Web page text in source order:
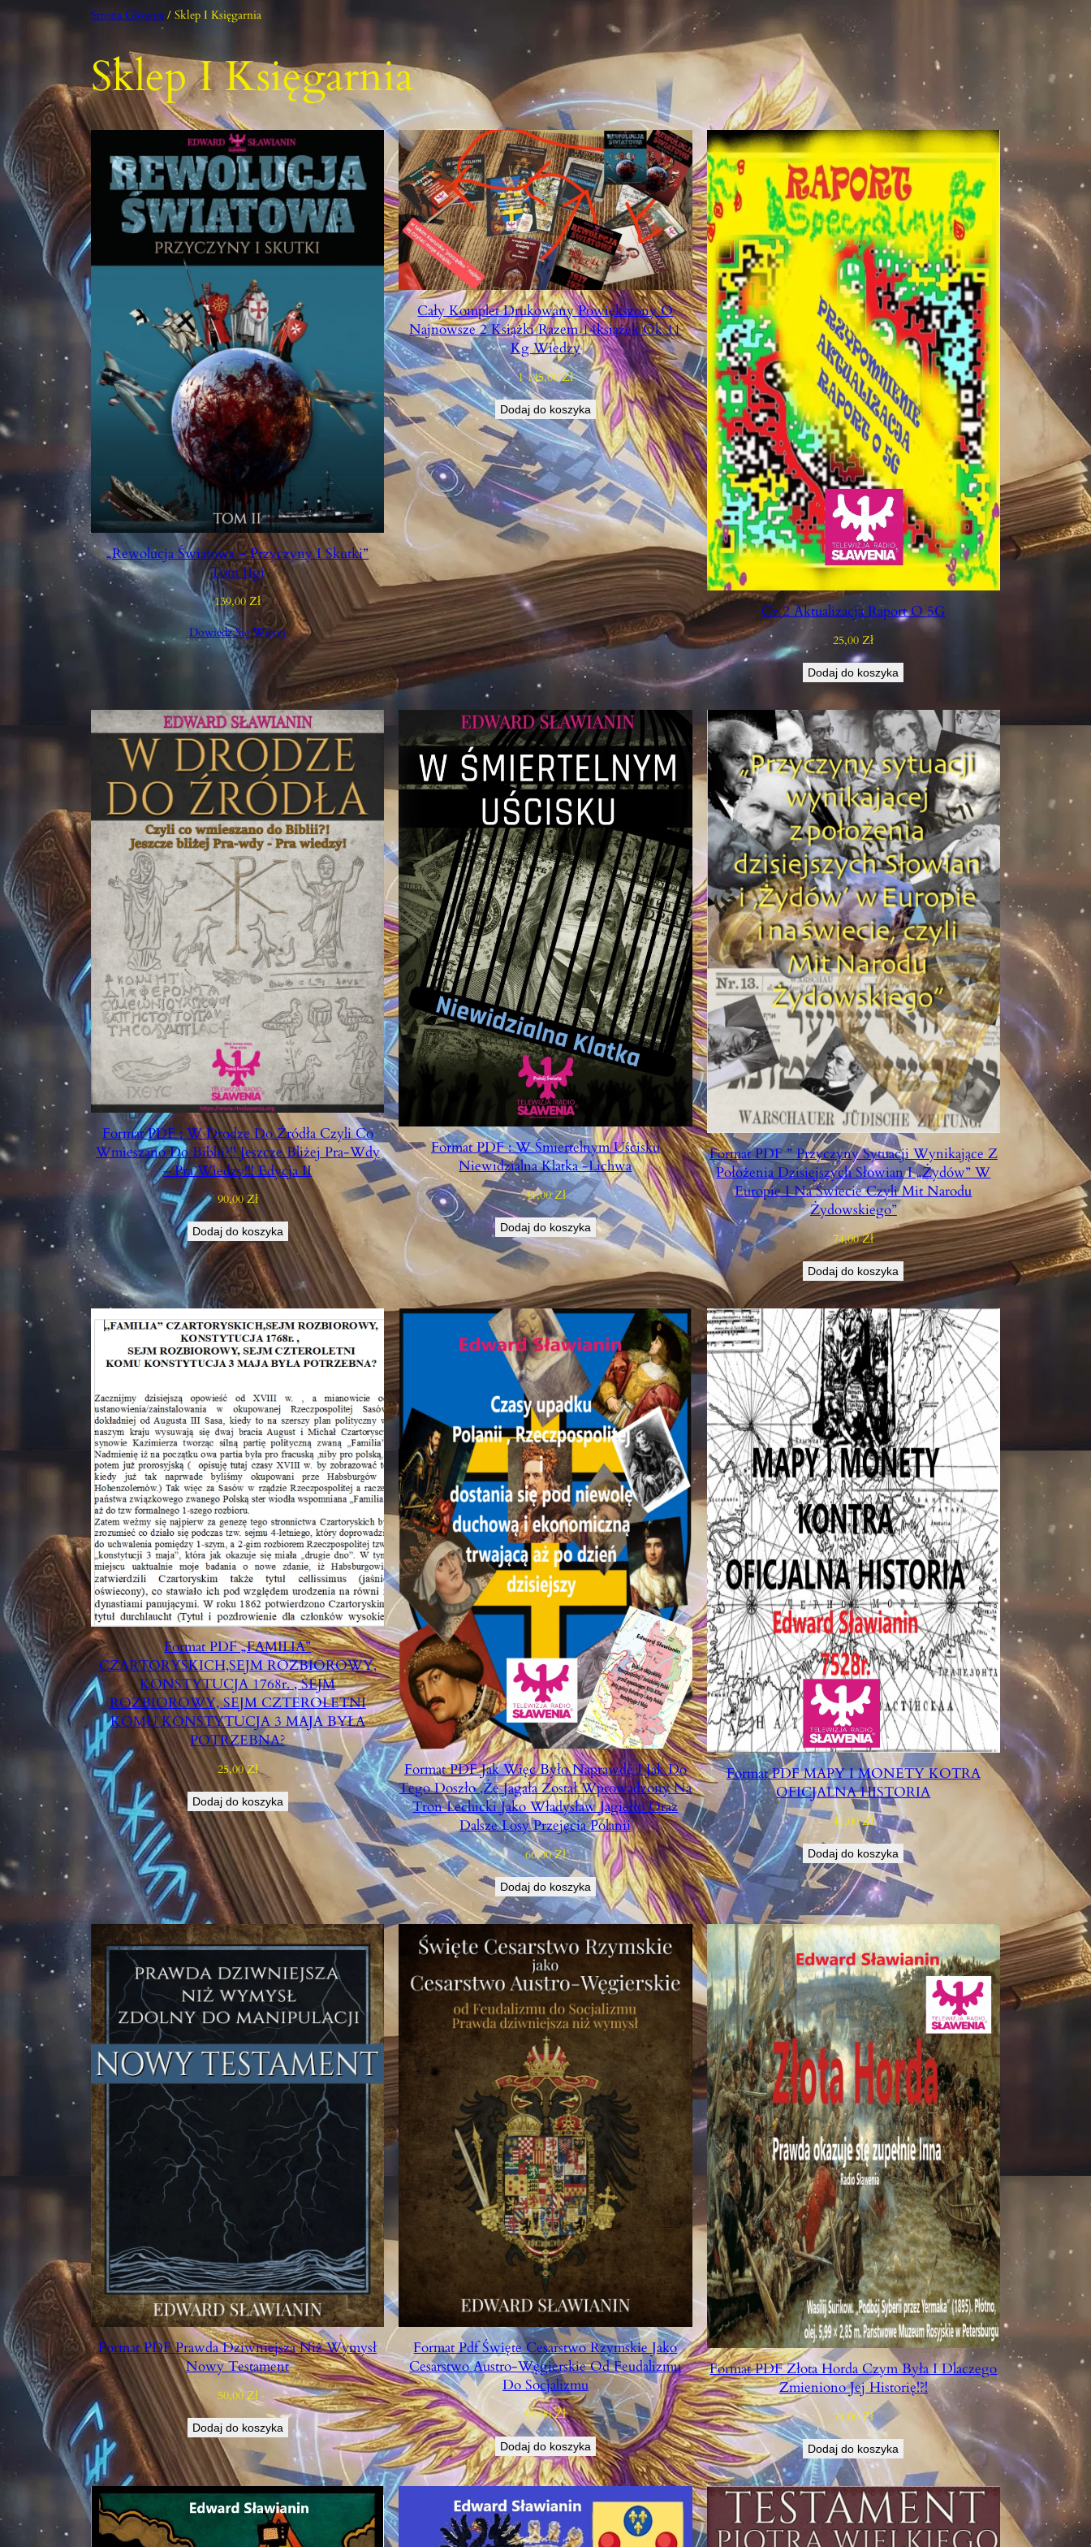
Przejdź
Strona Główna / Sklep I Księgarnia
Sklep I Księgarnia
„Rewolucja Światowa – Przyczyny I Skutki”
Tom IIgi
139,00Zł
Dowiedz Się Więcej
Cały Komplet Drukowany Powiększony O
Najnowsze 2 Książki Razem 14książek Ok 11
Kg Wiedzy
1 145,00Zł
Dodaj do koszyka
Cz 2 Aktualizacja Raport O 5G
25,00Zł
Dodaj do koszyka
Format PDF ; W Drodze Do Źródła Czyli Co
Wmieszano Do Biblii?!! Jeszcze Bliżej Pra-Wdy
– Pra Wiedzy!!! Edycja II
90,00Zł
Dodaj do koszyka
Format PDF : W Śmiertelnym Uścisku
Niewidzialna Klatka -Lichwa
41,00Zł
Dodaj do koszyka
Format PDF ” Przyczyny Sytuacji Wynikające Z
Położenia Dzisiejszych Słowian I „Żydów” W
Europie I Na Świecie Czyli Mit Narodu
Żydowskiego”
74,00Zł
Dodaj do koszyka
Format PDF „FAMILIA”
CZARTORYSKICH,SEJM ROZBIOROWY,
KONSTYTUCJA 1768r. , SEJM
ROZBIOROWY, SEJM CZTEROLETNI
KOMU KONSTYTUCJA 3 MAJA BYŁA
POTRZEBNA?
25,00Zł
Dodaj do koszyka
Format PDF Jak Więc Było Naprawdę I Jak Do
Tego Doszło ,że Jagała Został Wprowadzony Na
Tron Lechicki Jako Władysław Jagiełło Oraz
Dalsze Losy Przejęcia Polanii
66,00Zł
Dodaj do koszyka
Format PDF MAPY I MONETY KOTRA
OFICJALNA HISTORIA
41,00Zł
Dodaj do koszyka
Format PDF Prawda Dziwniejsza Niż Wymysł
Nowy Testament
50,00 Zł
Dodaj do koszyka
Format Pdf Święte Cesarstwo Rzymskie Jako
Cesarstwo Austro-Węgierskie Od Feudalizmu
Do Socjalizmu
99,00Zł
Dodaj do koszyka
Format PDF Złota Horda Czym Była I Dlaczego
Zmieniono Jej Historię!?!
74,00Zł
Dodaj do koszyka